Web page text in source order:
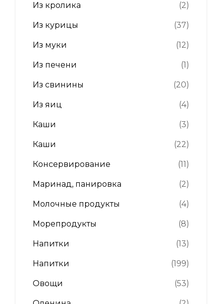
Из кролика (2)
Из курицы (37)
Из муки (12)
Из печени (1)
Из свинины (20)
Из яиц (4)
Каши (3)
Каши (22)
Консервирование (11)
Маринад, панировка (2)
Молочные продукты (4)
Морепродукты (8)
Напитки (13)
Напитки (199)
Овощи (53)